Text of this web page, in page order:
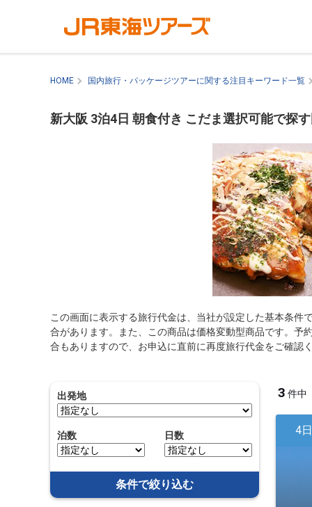
HOME 国内旅行・パッケージツアーに関する注目キーワード一覧
新大阪 3泊4日 朝食付き こだま選択可能で探
この画面に表示する旅行代金は、当社が設定した基本条
合があります。また、この商品は価格変動型商品です。予
合もありますので、お申込に直前に再度旅行代金をご確認
出発地
泊数 日数
条件で絞り込む
3 件中
4